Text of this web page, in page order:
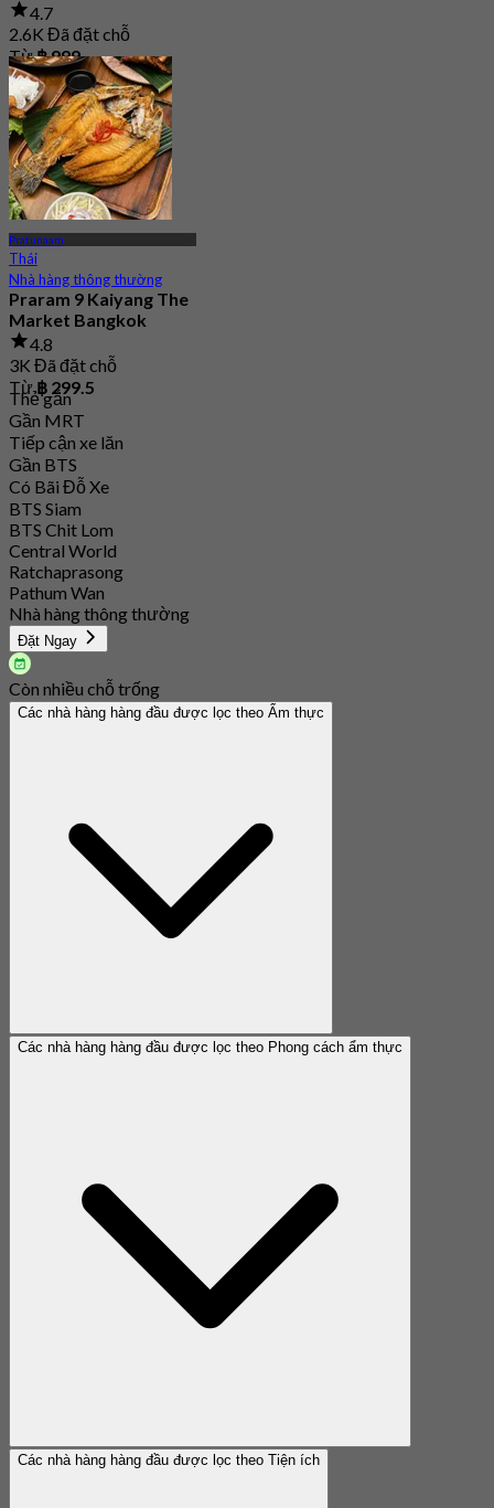
4.7
2.6K Đã đặt chỗ
Từ฿ 999
Pratunaam
Thái
Nhà hàng thông thường
Praram 9 Kaiyang The
Market Bangkok
4.8
3K Đã đặt chỗ
Từ฿ 299.5
Thẻ gắn
Gần MRT
Tiếp cận xe lăn
Gần BTS
Có Bãi Đỗ Xe
BTS Siam
BTS Chit Lom
Central World
Ratchaprasong
Pathum Wan
Nhà hàng thông thường
Đặt Ngay
Còn nhiều chỗ trống
Các nhà hàng hàng đầu được lọc theo Ẩm thực
Các nhà hàng hàng đầu được lọc theo Phong cách ẩm thực
Các nhà hàng hàng đầu được lọc theo Tiện ích